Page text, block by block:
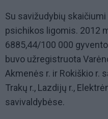
Su savižudybių
psichikos ligomis. 2012
6885,44/100 000
buvo užregistruota
Akmenės r. ir Rokiškio r.
Trakų r., Lazdijų r.,
savivaldybėse.